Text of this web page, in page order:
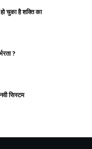
चुका है शक्ति का
?
सिस्टम